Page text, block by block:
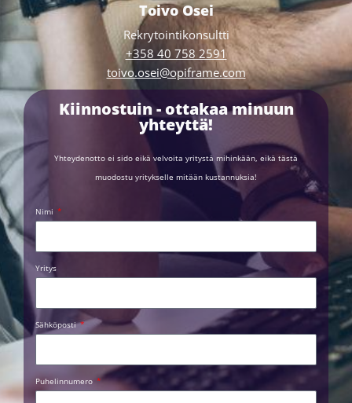
Toivo Osei
Rekrytointikonsultti
+358 40 758 2591
toivo.osei@opiframe.com
Kiinnostuin - ottakaa minuun
yhteyttä!
Yhteydenotto ei sido eikä velvoita yritystä mihinkään, eikä tästä
muodostu yritykselle mitään kustannuksia!
Nimi
Yritys
Sähköposti
Puhelinnumero